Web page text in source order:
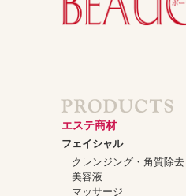
エステ商材
フェイシャル
クレンジング・角質除去
美容液
マッサージ